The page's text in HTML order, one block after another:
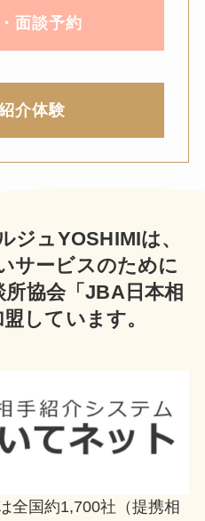
面談予約
介体験
ジュYOSHIMIは、
サービスのために
協会「JBA日本相
しています。
全国約1,700社（提携相